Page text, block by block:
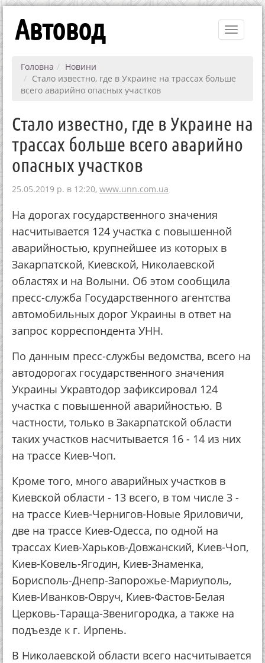
Toggle
Автовод
Головна
Новини
Стало известно, где в Украине на трассах больше
всего аварийно опасных участков
Стало известно, где в Украине на
трассах больше всего аварийно
опасных участков
25.05.2019 р. в 12:20, www.unn.com.ua
На дорогах государственного значения
насчитывается 124 участка с повышенной
аварийностью, крупнейшее из которых в
Закарпатской, Киевской, Николаевской
областях и на Волыни. Об этом сообщила
пресс-служба Государственного агентства
автомобильных дорог Украины в ответ на
запрос корреспондента УНН.
По данным пресс-службы ведомства, всего на
автодорогах государственного значения
Украины Укравтодор зафиксировал 124
участка с повышенной аварийностью. В
частности, только в Закарпатской области
таких участков насчитывается 16 - 14 из них
на трассе Киев-Чоп.
Кроме того, много аварийных участков в
Киевской области - 13 всего, в том числе 3 -
на трассе Киев-Чернигов-Новые Яриловичи,
две на трассе Киев-Одесса, по одной на
трассах Киев-Харьков-Довжанский, Киев-Чоп,
Киев-Ковель-Ягодин, Киев-Знаменка,
Борисполь-Днепр-Запорожье-Мариуполь,
Киев-Иванков-Овруч, Киев-Фастов-Белая
Церковь-Тараща-Звенигородка, а также на
подъезде к г. Ирпень.
В Николаевской области всего насчитывается